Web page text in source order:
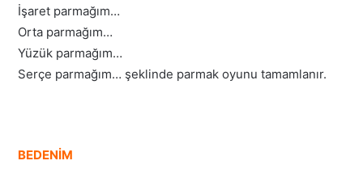
İşaret parmağım…
Orta parmağım…
Yüzük parmağım…
Serçe parmağım… şeklinde parmak oyunu tamamlanır.
BEDENİM